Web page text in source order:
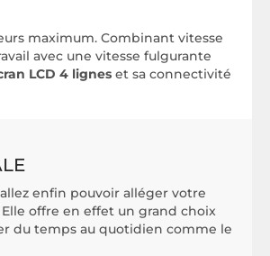
maximum. Combinant vitesse
avec une vitesse fulgurante
LCD 4 lignes et sa connectivité
enfin pouvoir alléger votre
offre en effet un grand choix
du temps au quotidien comme le